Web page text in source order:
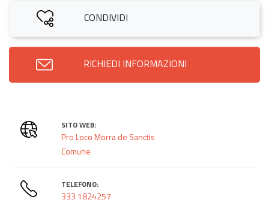
CONDIVIDI
RICHIEDI INFORMAZIONI
SITO WEB:
Pro Loco Morra de Sanctis
Comune
TELEFONO:
333 1824257